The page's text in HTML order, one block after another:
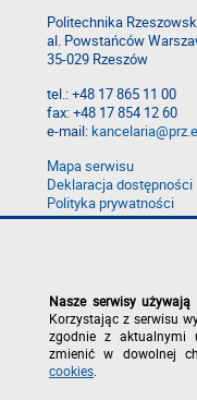
Politechnika
al. Powstańców
35-029 Rzeszów
tel.: +48 17 865 11 00
fax: +48 17 854 12 60
e-mail:
Mapa serwisu
Deklaracja dostępności
Polityka prywatności
Zgłoś błąd na stronie
Nasze serwisy
Korzystając z serwisu
zgodnie z aktualnymi
zmienić w dowolnej
cookies